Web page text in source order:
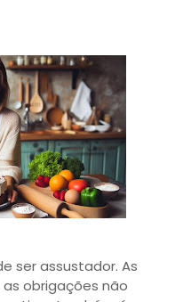
ser assustador. As
obrigações não